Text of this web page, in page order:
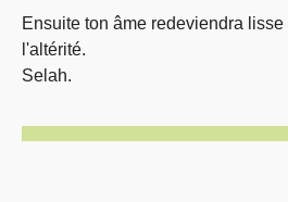
Ensuite ton âme redeviendra
l'altérité.
Selah.